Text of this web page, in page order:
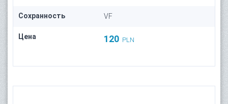
Сохранность VF
Цена 120 PLN